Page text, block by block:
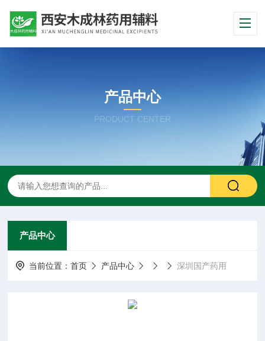
产品中心
PRODUCT CENTER
产品中心
当前位置：首页 产品中心 深圳国产药用